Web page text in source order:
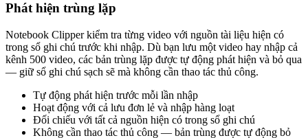
Phát hiện trùng lặp
Notebook Clipper kiểm tra từng video với nguồn tài liệu hiện có
trong sổ ghi chú trước khi nhập. Dù bạn lưu một video hay nhập cả
kênh 500 video, các bản trùng lặp được tự động phát hiện và bỏ qua
— giữ sổ ghi chú sạch sẽ mà không cần thao tác thủ công.
Tự động phát hiện trước mỗi lần nhập
Hoạt động với cả lưu đơn lẻ và nhập hàng loạt
Đối chiếu với tất cả nguồn hiện có trong sổ ghi chú
Không cần thao tác thủ công — bản trùng được tự động bỏ